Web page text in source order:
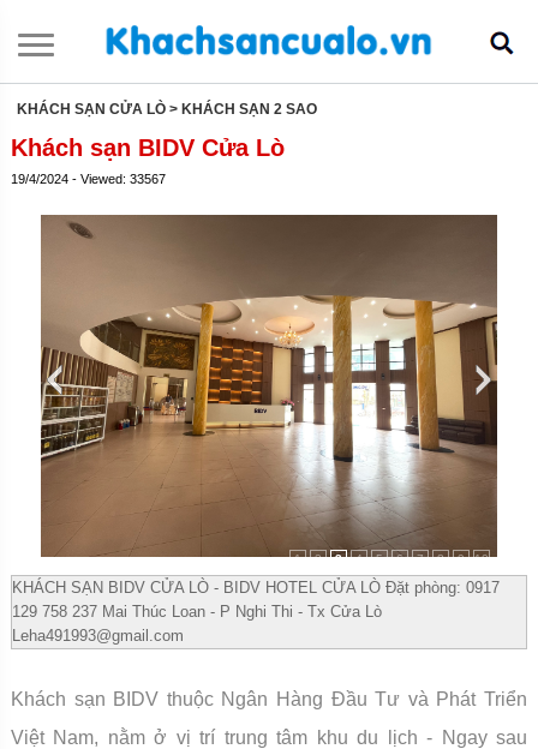
KHÁCH SẠN CỬA LÒ > KHÁCH SẠN 2 SAO
Khách sạn BIDV Cửa Lò
19/4/2024 - Viewed: 33567
1 2 3 4 5 6 7 8 9 10
KHÁCH SẠN BIDV CỬA LÒ - BIDV HOTEL CỬA LÒ Đặt phòng: 0917
129 758 237 Mai Thúc Loan - P Nghi Thi - Tx Cửa Lò
Leha491993@gmail.com
Khách sạn BIDV thuộc Ngân Hàng Đầu Tư và Phát Triển
Việt Nam, nằm ở vị trí trung tâm khu du lịch - Ngay sau